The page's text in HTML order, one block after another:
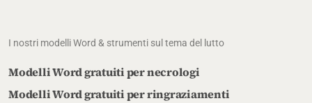
I nostri modelli Word & strumenti sul tema del lutto
Modelli Word gratuiti per necrologi
Modelli Word gratuiti per ringraziamenti